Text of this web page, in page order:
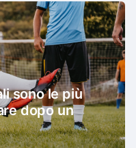
sono le più
dopo un